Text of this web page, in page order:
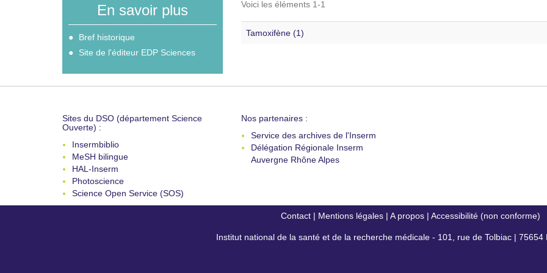
En savoir plus
Bref historique
Site de l'éditeur EDP Sciences
Voici les éléments 1-1
Tamoxifène (1)
Sites du DSO (département Science
Ouverte) :
Insermbiblio
MeSH bilingue
HAL-Inserm
Photoscience
Science Open Service (SOS)
Nos partenaires :
Service des archives de l'Inserm
Délégation Régionale Inserm
Auvergne Rhône Alpes
Contact| Mentions légales| A propos| Accessibilité (non conforme)
Institut national de la santé et de la recherche médicale - 101, rue de Tolbiac | 75654